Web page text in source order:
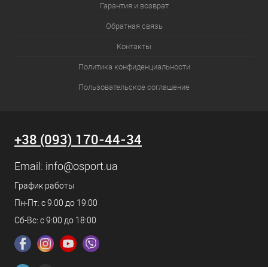
Гарантия и возврат
Обратная связь
Контакты
Политика конфиденциальности
Пользовательское соглашение
+38 (093) 170-44-34
Email: info@osport.ua
График работы
Пн-Пт: с 9:00 до 19:00
Сб-Вс: с 9:00 до 18:00